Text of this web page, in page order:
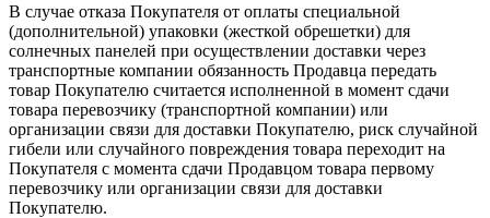
В случае отказа Покупателя от оплаты специальной
(дополнительной) упаковки (жесткой обрешетки) для
солнечных панелей при осуществлении доставки через
транспортные компании обязанность Продавца передать
товар Покупателю считается исполненной в момент сдачи
товара перевозчику (транспортной компании) или
организации связи для доставки Покупателю, риск случайной
гибели или случайного повреждения товара переходит на
Покупателя с момента сдачи Продавцом товара первому
перевозчику или организации связи для доставки
Покупателю.